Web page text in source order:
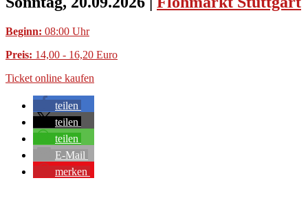
Beginn: 08:00 Uhr
Preis: 14,00 - 16,20 Euro
Ticket online kaufen
teilen
teilen
teilen
E-Mail
merken